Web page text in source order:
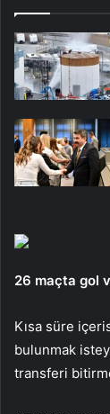
26 maçta gol
Kısa süre
bulunmak
transferi